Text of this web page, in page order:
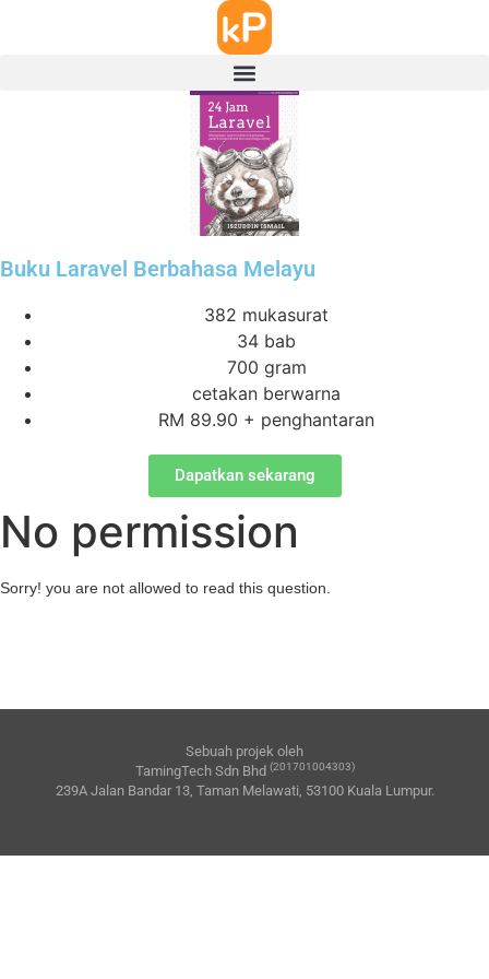
Buku Laravel Berbahasa Melayu
382 mukasurat
34 bab
700 gram
cetakan berwarna
RM 89.90 + penghantaran
Dapatkan sekarang
No permission
Sorry! you are not allowed to read this question.
Sebuah projek oleh
TamingTech Sdn Bhd (201701004303)
239A Jalan Bandar 13, Taman Melawati, 53100 Kuala Lumpur.